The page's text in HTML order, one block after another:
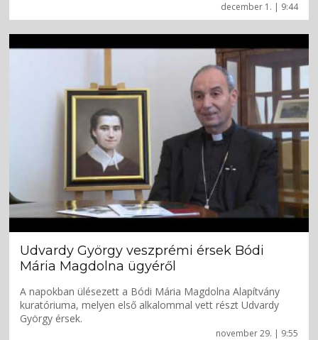
december 1. | 9:44
november 29. | 9:55
Udvardy György veszprémi érsek Bódi
Mária Magdolna ügyéről
A napokban ülésezett a Bódi Mária Magdolna Alapítvány
kuratóriuma, melyen első alkalommal vett részt Udvardy
György érsek.